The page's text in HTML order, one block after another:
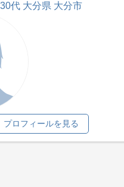
30代 大分県 大分市
プロフィールを見る